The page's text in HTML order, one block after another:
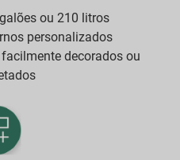
ou 210 litros
personalizados
decorados ou